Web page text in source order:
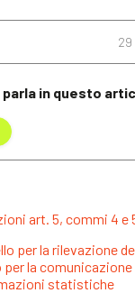
29
parla in questo
art. 5, commi 4 e
per la rilevazione
per la comunicazione
statistiche